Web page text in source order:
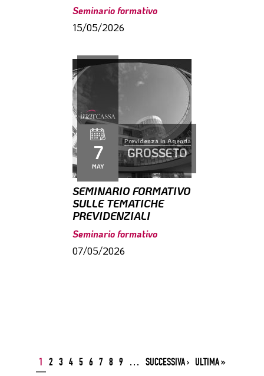
Seminario formativo
15/05/2026
7
MAY
Previdenza in Agenda
GROSSETO
SEMINARIO FORMATIVO
SULLE TEMATICHE
PREVIDENZIALI
Seminario formativo
07/05/2026
1 2 3 4 5 6 7 8 9 … SUCCESSIVA › ULTIMA »